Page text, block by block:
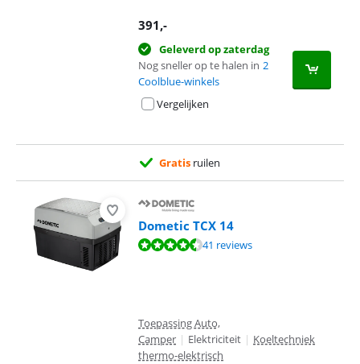
391,-
Geleverd op zaterdag
Nog sneller op te halen in 2
Coolblue-winkels
Vergelijken
Gratis ruilen
Dometic TCX 14
Beoordeling is 8,9 van de 10, gebaseerd op 41 reviews.
41 reviews
Toepassing Auto,
Camper | Elektriciteit | Koeltechniek
thermo-elektrisch